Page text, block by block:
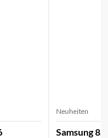
Neuheiten
Samsung